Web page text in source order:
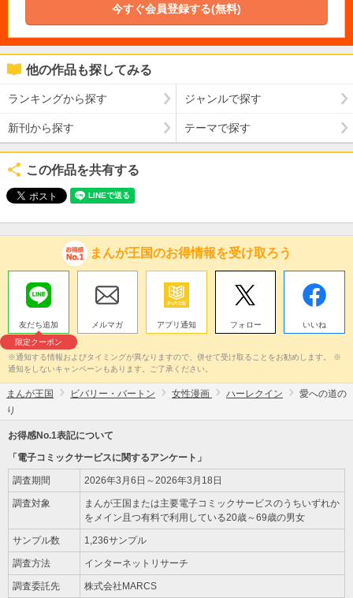
今すぐ会員登録する(無料)
他の作品も探してみる
ランキングから探す ジャンルで探す
新刊から探す テーマで探す
この作品を共有する
まんが王国のお得情報を受け取ろう
友だち追加
限定クーポン
メルマガ アプリ通知 フォロー いいね
※通知する情報およびタイミングが異なりますので、併せて受け取ることをお勧めします。 ※
通知をしないキャンペーンもあります。ご了承ください。
まんが王国 ビバリー・バートン 女性漫画 ハーレクイン
愛への道の
り
お得感No.1表記について
「電子コミックサービスに関するアンケート」
調査期間 2026年3月6日～2026年3月18日
調査対象
まんが王国または主要電子コミックサービスのうちいずれか
をメイン且つ有料で利用している20歳～69歳の男女
サンプル数 1,236サンプル
調査方法 インターネットリサーチ
調査委託先 株式会社MARCS